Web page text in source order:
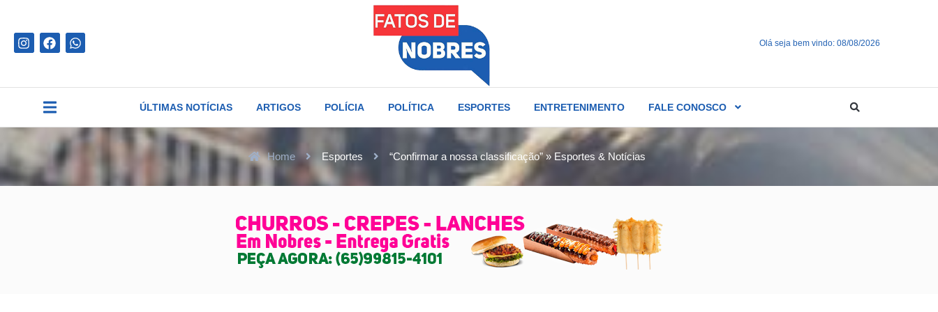
Olá seja bem vindo: 08/08/2026
ÚLTIMAS NOTÍCIAS ARTIGOS POLÍCIA POLÍTICA ESPORTES ENTRETENIMENTO FALE CONOSCO
Home Esportes “Confirmar a nossa classificação” » Esportes & Notícias